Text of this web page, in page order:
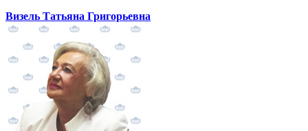
Визель Татьяна Григорьевна